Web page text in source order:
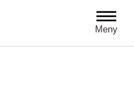
Meny